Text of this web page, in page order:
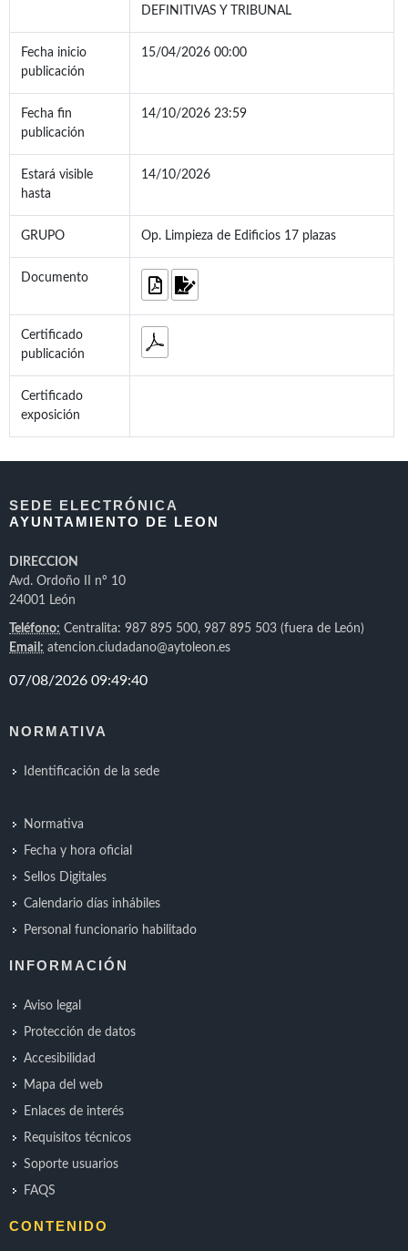
DEFINITIVAS Y TRIBUNAL
Fecha inicio
publicación
15/04/2026 00:00
Fecha fin
publicación
14/10/2026 23:59
Estará visible
hasta
14/10/2026
GRUPO Op. Limpieza de Edificios 17 plazas
Documento
Certificado
publicación
Certificado
exposición
SEDE ELECTRÓNICA
AYUNTAMIENTO DE LEON
DIRECCION
Avd. Ordoño II nº 10
24001 León
Teléfono: Centralita: 987 895 500, 987 895 503 (fuera de León)
Email: atencion.ciudadano@aytoleon.es
NORMATIVA
Identificación de la sede
Normativa
Fecha y hora oficial
Sellos Digitales
Calendario días inhábiles
Personal funcionario habilitado
INFORMACIÓN
Aviso legal
Protección de datos
Accesibilidad
Mapa del web
Enlaces de interés
Requisitos técnicos
Soporte usuarios
FAQS
CONTENIDO